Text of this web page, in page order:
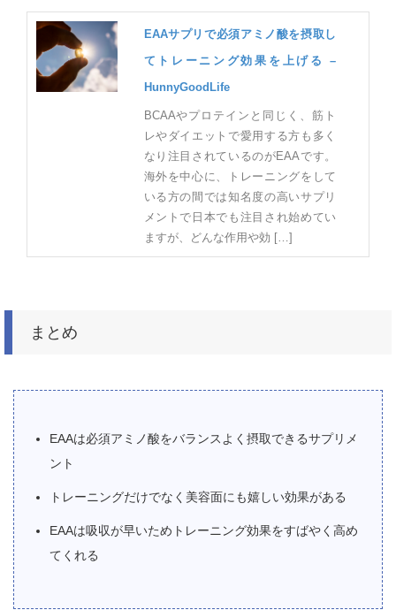
EAAサプリで必須アミノ酸を摂取し
てトレーニング効果を上げる –
HunnyGoodLife
BCAAやプロテインと同じく、筋ト
レやダイエットで愛用する方も多く
なり注目されているのがEAAです。
海外を中心に、トレーニングをして
いる方の間では知名度の高いサプリ
メントで日本でも注目され始めてい
ますが、どんな作用や効 […]
まとめ
EAAは必須アミノ酸をバランスよく摂取できるサプリメ
ント
トレーニングだけでなく美容面にも嬉しい効果がある
EAAは吸収が早いためトレーニング効果をすばやく高め
てくれる